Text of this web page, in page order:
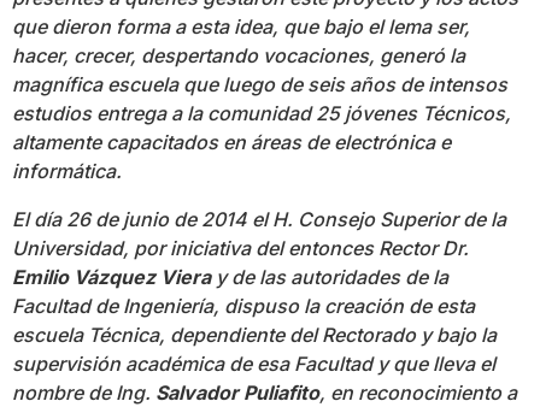
que dieron forma a esta idea, que bajo el lema ser,
hacer, crecer, despertando vocaciones, generó la
magnífica escuela que luego de seis años de intensos
estudios entrega a la comunidad 25 jóvenes Técnicos,
altamente capacitados en áreas de electrónica e
informática.
El día 26 de junio de 2014 el H. Consejo Superior de la
Universidad, por iniciativa del entonces Rector Dr.
Emilio Vázquez Vieray de las autoridades de la
Facultad de Ingeniería, dispuso la creación de esta
escuela Técnica, dependiente del Rectorado y bajo la
supervisión académica de esa Facultad y que lleva el
nombre de Ing. Salvador Puliafito, en reconocimiento a